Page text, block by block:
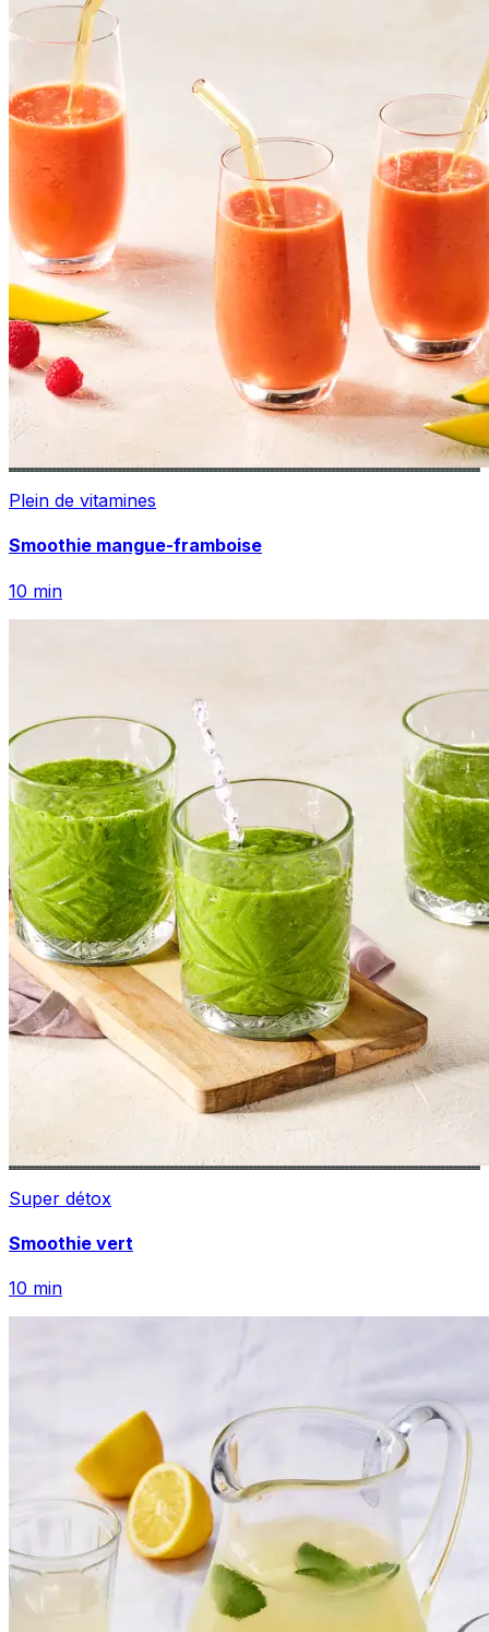
Plein de vitamines
Smoothie mangue-framboise
10 min
Super détox
Smoothie vert
10 min